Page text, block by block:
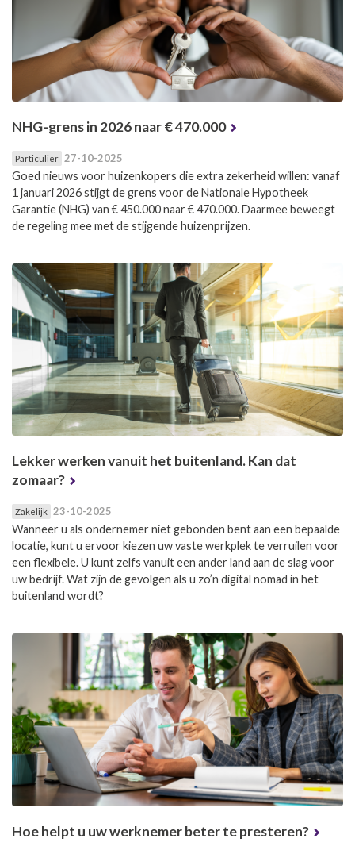
NHG-grens in 2026 naar € 470.000
Particulier 27-10-2025
Goed nieuws voor huizenkopers die extra zekerheid willen: vanaf
1 januari 2026 stijgt de grens voor de Nationale Hypotheek
Garantie (NHG) van € 450.000 naar € 470.000. Daarmee beweegt
de regeling mee met de stijgende huizenprijzen.
Lekker werken vanuit het buitenland. Kan dat
zomaar?
Zakelijk 23-10-2025
Wanneer u als ondernemer niet gebonden bent aan een bepaalde
locatie, kunt u ervoor kiezen uw vaste werkplek te verruilen voor
een flexibele. U kunt zelfs vanuit een ander land aan de slag voor
uw bedrijf. Wat zijn de gevolgen als u zo’n digital nomad in het
buitenland wordt?
Hoe helpt u uw werknemer beter te presteren?